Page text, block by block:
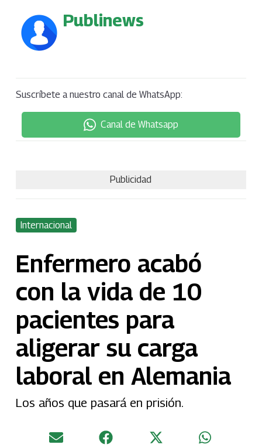
Publinews
Suscríbete a nuestro canal de WhatsApp:
Canal de Whatsapp
Publicidad
Internacional
Enfermero acabó
con la vida de 10
pacientes para
aligerar su carga
laboral en Alemania
Los años que pasará en prisión.